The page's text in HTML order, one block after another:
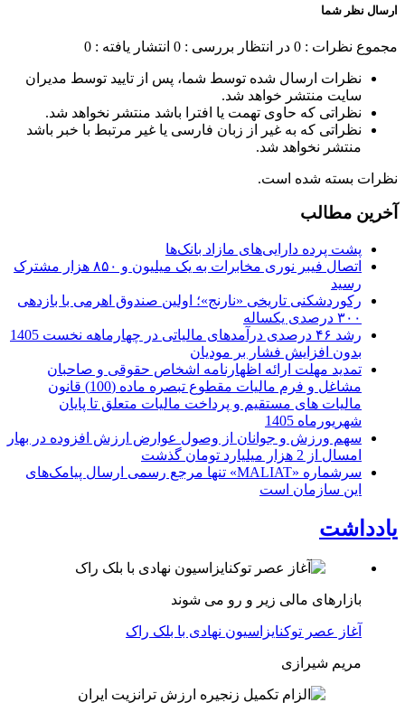
ارسال نظر شما
مجموع نظرات : 0 در انتظار بررسی : 0 انتشار یافته : 0
نظرات ارسال شده توسط شما، پس از تایید توسط مدیران
سایت منتشر خواهد شد.
نظراتی که حاوی تهمت یا افترا باشد منتشر نخواهد شد.
نظراتی که به غیر از زبان فارسی یا غیر مرتبط با خبر باشد
منتشر نخواهد شد.
نظرات بسته شده است.
آخرین مطالب
پشت پرده دارایی‌های مازاد بانک‌ها
اتصال فیبر نوری مخابرات به یک میلیون و ۸۵۰ هزار مشترک
رسید
رکوردشکنی تاریخی «نارنج»؛ اولین صندوق اهرمی با بازدهی
۳۰۰ درصدی یکساله
رشد ۴۶ درصدی درآمدهای مالیاتی در چهارماهه نخست 1405
بدون افزایش فشار بر مودیان
تمدید مهلت ارائه اظهارنامه اشخاص حقوقی و صاحبان
مشاغل و فرم مالیات مقطوع تبصره ماده (100) قانون
مالیات های مستقیم و پرداخت مالیات متعلق تا پایان
شهریورماه 1405
سهم ورزش و جوانان از وصول عوارض ارزش افزوده در بهار
امسال از 2 هزار میلیارد تومان گذشت
سرشماره «MALIAT» تنها مرجع رسمی ارسال پیامک‌های
این سازمان است
یادداشت
بازارهای مالی زیر و رو می شوند
آغاز عصر توکنایزاسیون نهادی با بلک راک
مریم شیرازی